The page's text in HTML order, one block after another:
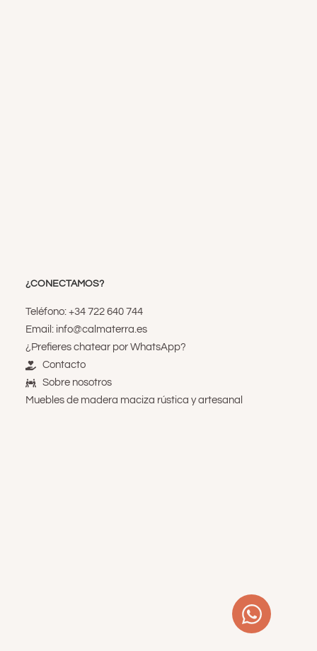
¿CONECTAMOS?
Teléfono: +34 722 640 744
Email: info@calmaterra.es
¿Prefieres chatear por WhatsApp?
Contacto
Sobre nosotros
Muebles de madera maciza rústica y artesanal